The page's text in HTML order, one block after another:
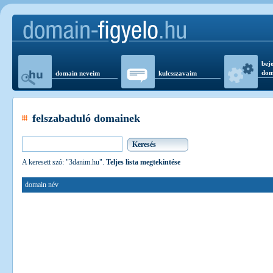
domain neveim kulcsszavaim
felszabaduló domainek
A keresett szó: "3danim.hu". Teljes lista megtekintése
domain név